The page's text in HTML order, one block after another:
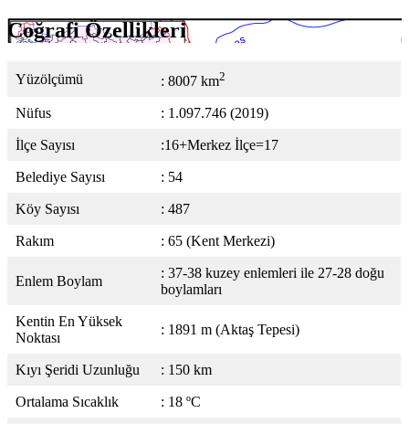
Coğrafi Özellikleri
Yüzölçümü : 8007 km2
Nüfus : 1.097.746 (2019)
İlçe Sayısı :16+Merkez İlçe=17
Belediye Sayısı : 54
Köy Sayısı : 487
Rakım : 65 (Kent Merkezi)
Enlem Boylam
: 37-38 kuzey enlemleri ile 27-28 doğu
boylamları
Kentin En Yüksek
Noktası
: 1891 m (Aktaş Tepesi)
Kıyı Şeridi Uzunluğu : 150 km
Ortalama Sıcaklık : 18 ºC